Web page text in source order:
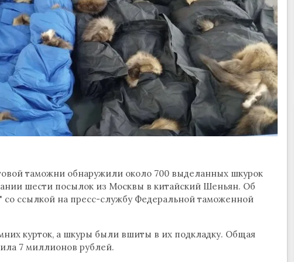
таможни обнаружили около 700 выделанных шкурок
шести посылок из Москвы в китайский Шеньян. Об
со ссылкой на пресс-службу Федеральной таможенной
курток, а шкуры были вшиты в их подкладку. Общая
7 миллионов рублей.